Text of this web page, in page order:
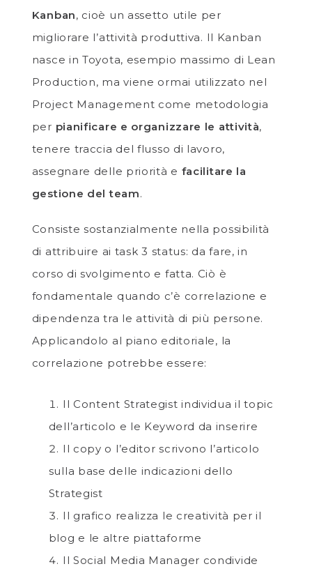
Kanban, cioè un assetto utile per
migliorare l’attività produttiva. Il Kanban
nasce in Toyota, esempio massimo di Lean
Production, ma viene ormai utilizzato nel
Project Management come metodologia
per pianificare e organizzare le attività,
tenere traccia del flusso di lavoro,
assegnare delle priorità e facilitare la
gestione del team.
Consiste sostanzialmente nella possibilità
di attribuire ai task 3 status: da fare, in
corso di svolgimento e fatta. Ciò è
fondamentale quando c’è correlazione e
dipendenza tra le attività di più persone.
Applicandolo al piano editoriale, la
correlazione potrebbe essere:
Il Content Strategist individua il topic
dell’articolo e le Keyword da inserire
Il copy o l’editor scrivono l’articolo
sulla base delle indicazioni dello
Strategist
Il grafico realizza le creatività per il
blog e le altre piattaforme
Il Social Media Manager condivide